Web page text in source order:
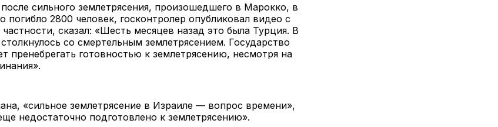
сильного землетрясения, произошедшего в Марокко, в
погибло 2800 человек, госконтролер опубликовал видео с
сказал: «Шесть месяцев назад это была Турция. В
со смертельным землетрясением. Государство
пренебрегать готовностью к землетрясению, несмотря на
«сильное землетрясение в Израиле — вопрос времени»,
недостаточно подготовлено к землетрясению».